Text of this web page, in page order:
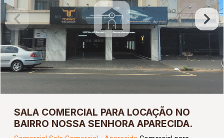
SALA COMERCIAL PARA LOCAÇÃO NO
BAIRRO NOSSA SENHORA APARECIDA.